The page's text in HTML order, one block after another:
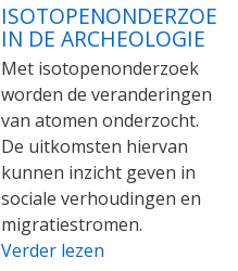
ISOTOPENONDERZOEK
IN DE ARCHEOLOGIE
Met isotopenonderzoek
worden de veranderingen
van atomen onderzocht.
De uitkomsten hiervan
kunnen inzicht geven in
sociale verhoudingen en
migratiestromen.
Verder lezen